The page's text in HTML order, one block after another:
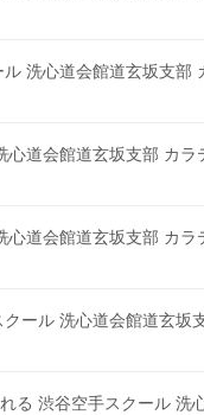
洗心道会館道玄坂支部
心道会館道玄坂支部 カラ
心道会館道玄坂支部 カラ
ール 洗心道会館道玄坂
る 渋谷空手スクール 洗